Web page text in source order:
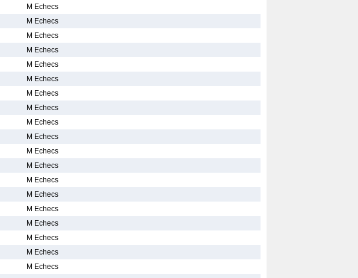
M Echecs
M Echecs
M Echecs
M Echecs
M Echecs
M Echecs
M Echecs
M Echecs
M Echecs
M Echecs
M Echecs
M Echecs
M Echecs
M Echecs
M Echecs
M Echecs
M Echecs
M Echecs
M Echecs